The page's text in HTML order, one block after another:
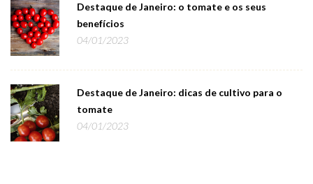
Destaque de Janeiro: o tomate e os seus
benefícios
04/01/2023
Destaque de Janeiro: dicas de cultivo para o
tomate
04/01/2023